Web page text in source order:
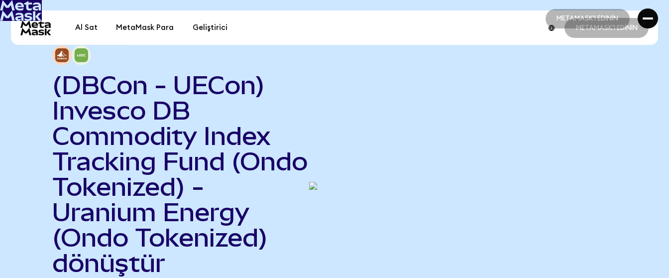
METAMASK'I EDİNİN
METAMASK'I EDİNİN
Al Sat MetaMask Para Geliştirici METAMASK'I EDİNİN
(DBCon - UECon)
Invesco DB
Commodity Index
Tracking Fund (Ondo
Tokenized) -
Uranium Energy
(Ondo Tokenized)
dönüştür